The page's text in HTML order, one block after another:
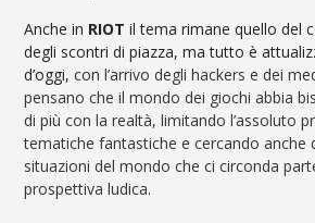
Anche in RIOT il tema rimane quello del
degli scontri di piazza, ma tutto è
d’oggi,con l’arrivo degli hackers e dei
pensano che il mondo dei giochi abbia
di più con la realtà, limitando l’assoluto
tematiche fantastiche e cercando anche
situazioni del mondo che ci circonda
prospettiva ludica.